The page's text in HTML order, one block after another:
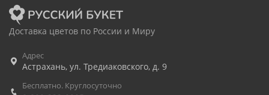
Доставка цветов по России и Миру
Адрес
Астрахань, ул. Тредиаковского, д. 9
Бесплатно. Круглосуточно